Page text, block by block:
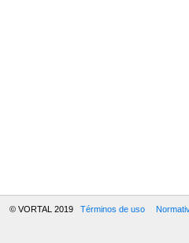
© VORTAL 2019 Términos de uso